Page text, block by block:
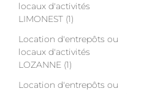
locaux d'activités
LIMONEST (1)
Location d'entrepôts ou
locaux d'activités
LOZANNE (1)
Location d'entrepôts ou